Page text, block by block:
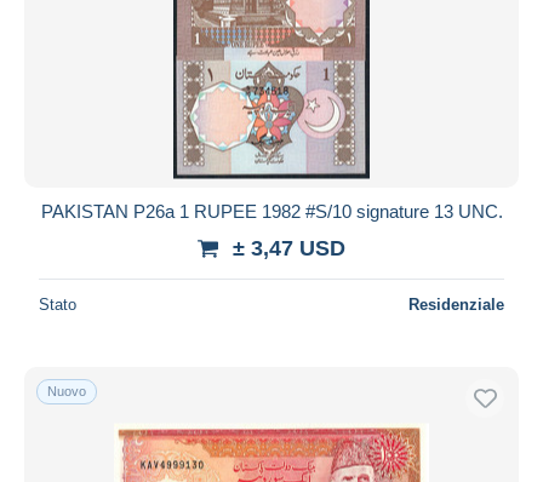
PAKISTAN P26a 1 RUPEE 1982 #S/10 signature 13 UNC.
± 3,47 USD
Stato Residenziale
Nuovo